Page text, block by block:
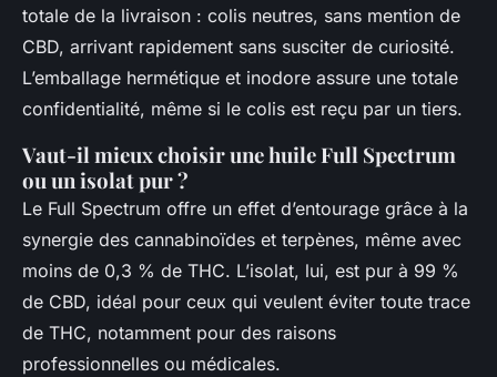
totale de la livraison : colis neutres, sans mention de
CBD, arrivant rapidement sans susciter de curiosité.
L’emballage hermétique et inodore assure une totale
confidentialité, même si le colis est reçu par un tiers.
Vaut-il mieux choisir une huile Full Spectrum
ou un isolat pur ?
Le Full Spectrum offre un effet d’entourage grâce à la
synergie des cannabinoïdes et terpènes, même avec
moins de 0,3 % de THC. L’isolat, lui, est pur à 99 %
de CBD, idéal pour ceux qui veulent éviter toute trace
de THC, notamment pour des raisons
professionnelles ou médicales.